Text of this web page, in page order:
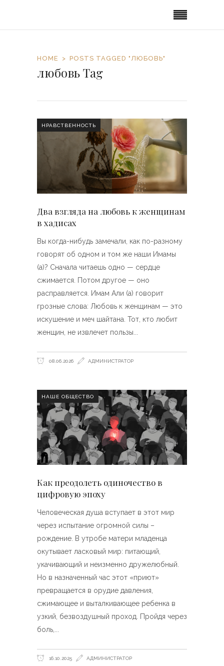
HOME POSTS TAGGED "ЛЮБОВЬ"
любовь Tag
НРАВСТВЕННОСТЬ
Два взгляда на любовь к женщинам
в хадисах
Вы когда-нибудь замечали, как по-разному
говорят об одном и том же наши Имамы
(а)? Сначала читаешь одно — сердце
сжимается. Потом другое — оно
расправляется. Имам Али (а) говорит
грозные слова: Любовь к женщинам — это
искушение и меч шайтана. Тот, кто любит
женщин, не извлечет пользы
08.06.2026 АДМИНИСТРАТОР
НАШЕ ОБЩЕСТВО
Как преодолеть одиночество в
цифровую эпоху
Человеческая душа вступает в этот мир
через испытание огромной силы –
рождение. В утробе матери младенца
окутывает ласковый мир: питающий,
укачивающий и неизменно дружелюбный.
Но в назначенный час этот «приют»
превращается в орудие давления,
сжимающее и выталкивающее ребенка в
узкий, безвоздушный проход. Пройдя через
боль,
16.10.2025 АДМИНИСТРАТОР